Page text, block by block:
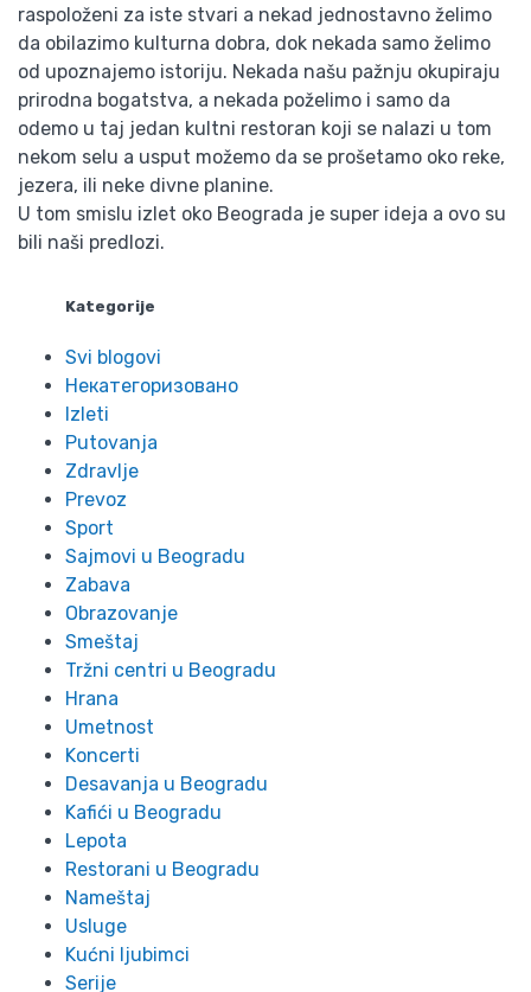
raspoloženi za iste stvari a nekad jednostavno želimo
da obilazimo kulturna dobra, dok nekada samo želimo
od upoznajemo istoriju. Nekada našu pažnju okupiraju
prirodna bogatstva, a nekada poželimo i samo da
odemo u taj jedan kultni restoran koji se nalazi u tom
nekom selu a usput možemo da se prošetamo oko reke,
jezera, ili neke divne planine.
U tom smislu izlet oko Beograda je super ideja a ovo su
bili naši predlozi.
Kategorije
Svi blogovi
Некатегоризовано
Izleti
Putovanja
Zdravlje
Prevoz
Sport
Sajmovi u Beogradu
Zabava
Obrazovanje
Smeštaj
Tržni centri u Beogradu
Hrana
Umetnost
Koncerti
Desavanja u Beogradu
Kafići u Beogradu
Lepota
Restorani u Beogradu
Nameštaj
Usluge
Kućni ljubimci
Serije